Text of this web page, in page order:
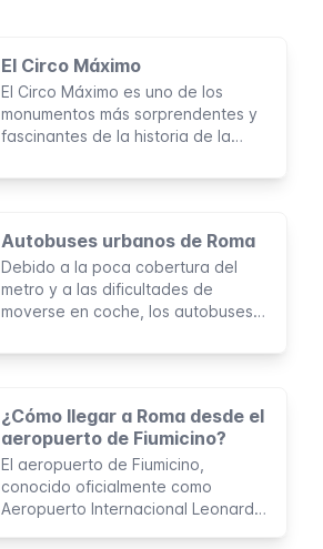
El Circo Máximo
El Circo Máximo es uno de los
monumentos más sorprendentes y
fascinantes de la historia de la
el mayor estadio deportivo
de míticas actividades de
entretenimiento durante casi mil
años.
Autobuses urbanos de Roma
Debido a la poca cobertura del
metro y a las dificultades de
moverse en coche, los autobuses
más usado en Roma. Es muy
que es importante que conozcas
algunos detalles básicos sobre su
funcionamiento.
¿Cómo llegar a Roma desde el
aeropuerto de Fiumicino?
El aeropuerto de Fiumicino,
conocido oficialmente como
Aeropuerto Internacional Leonardo